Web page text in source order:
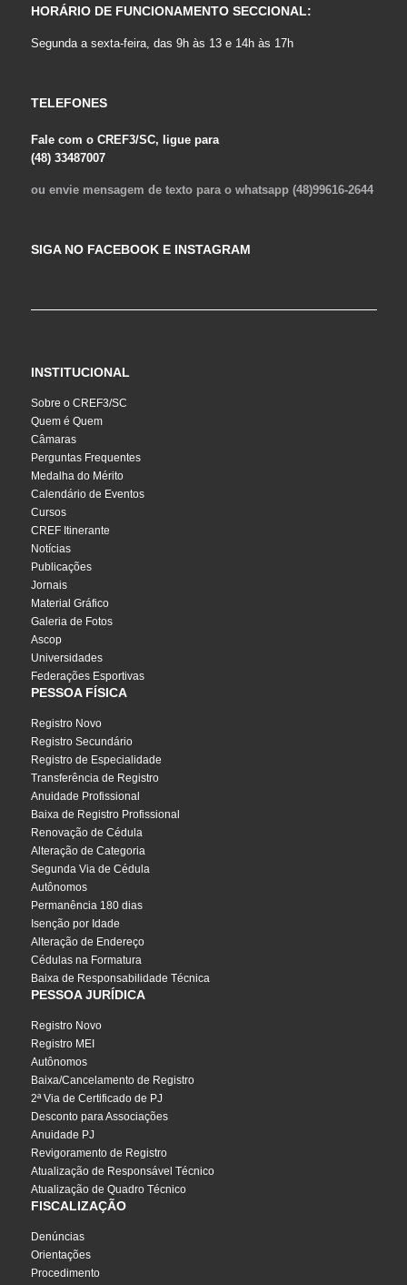
HORÁRIO DE FUNCIONAMENTO SECCIONAL:
Segunda a sexta-feira, das 9h às 13 e 14h às 17h
TELEFONES
Fale com o CREF3/SC, ligue para
(48) 33487007
ou envie mensagem de texto para o whatsapp (48)99616-2644
SIGA NO FACEBOOK E INSTAGRAM
INSTITUCIONAL
Sobre o CREF3/SC
Quem é Quem
Câmaras
Perguntas Frequentes
Medalha do Mérito
Calendário de Eventos
Cursos
CREF Itinerante
Notícias
Publicações
Jornais
Material Gráfico
Galeria de Fotos
Ascop
Universidades
Federações Esportivas
PESSOA FÍSICA
Registro Novo
Registro Secundário
Registro de Especialidade
Transferência de Registro
Anuidade Profissional
Baixa de Registro Profissional
Renovação de Cédula
Alteração de Categoria
Segunda Via de Cédula
Autônomos
Permanência 180 dias
Isenção por Idade
Alteração de Endereço
Cédulas na Formatura
Baixa de Responsabilidade Técnica
PESSOA JURÍDICA
Registro Novo
Registro MEI
Autônomos
Baixa/Cancelamento de Registro
2ª Via de Certificado de PJ
Desconto para Associações
Anuidade PJ
Revigoramento de Registro
Atualização de Responsável Técnico
Atualização de Quadro Técnico
FISCALIZAÇÃO
Denúncias
Orientações
Procedimento